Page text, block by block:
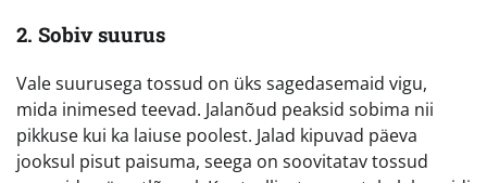
2. Sobiv suurus
Vale suurusega tossud on üks sagedasemaid vigu,
mida inimesed teevad. Jalanõud peaksid sobima nii
pikkuse kui ka laiuse poolest. Jalad kipuvad päeva
jooksul pisut paisuma, seega on soovitatav tossud